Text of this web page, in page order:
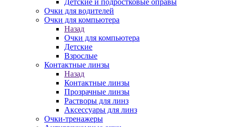
Детские и подростковые оправы
Очки для водителей
Очки для компьютера
Назад
Очки для компьютера
Детские
Взрослые
Контактные линзы
Назад
Контактные линзы
Прозрачные линзы
Растворы для линз
Аксессуары для линз
Очки-тренажеры